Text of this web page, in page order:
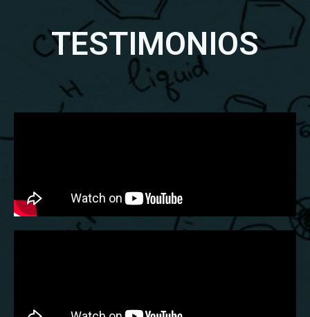
TESTIMONIOS